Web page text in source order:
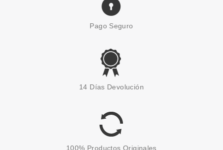
EVE LOM
RETINOL SERUM 30 ML
125.60€
Pago Seguro
14 Días Devolución
100% Productos Originales